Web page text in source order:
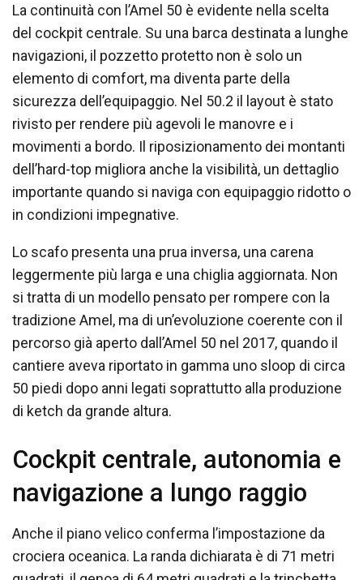
La continuità con l’Amel 50 è evidente nella scelta
del cockpit centrale. Su una barca destinata a lunghe
navigazioni, il pozzetto protetto non è solo un
elemento di comfort, ma diventa parte della
sicurezza dell’equipaggio. Nel 50.2 il layout è stato
rivisto per rendere più agevoli le manovre e i
movimenti a bordo. Il riposizionamento dei montanti
dell’hard-top migliora anche la visibilità, un dettaglio
importante quando si naviga con equipaggio ridotto o
in condizioni impegnative.
Lo scafo presenta una prua inversa, una carena
leggermente più larga e una chiglia aggiornata. Non
si tratta di un modello pensato per rompere con la
tradizione Amel, ma di un’evoluzione coerente con il
percorso già aperto dall’Amel 50 nel 2017, quando il
cantiere aveva riportato in gamma uno sloop di circa
50 piedi dopo anni legati soprattutto alla produzione
di ketch da grande altura.
Cockpit centrale, autonomia e
navigazione a lungo raggio
Anche il piano velico conferma l’impostazione da
crociera oceanica. La randa dichiarata è di 71 metri